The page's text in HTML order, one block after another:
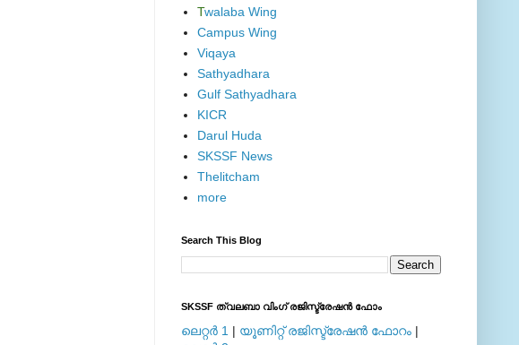
Twalaba Wing
Campus Wing
Viqaya
Sathyadhara
Gulf Sathyadhara
KICR
Darul Huda
SKSSF News
Thelitcham
more
Search This Blog
SKSSF ത്വലബാ വിംഗ് രജിസ്ട്രേഷന്‍ ഫോം
ലെറ്റര്‍ 1 | യൂണിറ്റ് രജിസ്ട്രേഷന്‍ ഫോറം |